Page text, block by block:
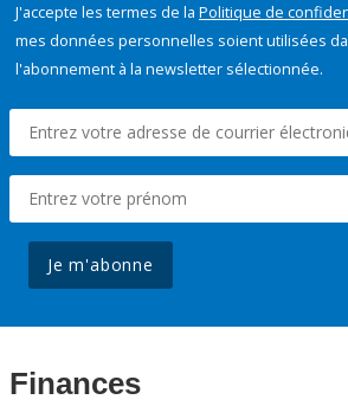
J'accepte les termes de la Politique de
mes données personnelles soient utilisées
l'abonnement à la newsletter sélectionnée.
Je m'abonne
Finances